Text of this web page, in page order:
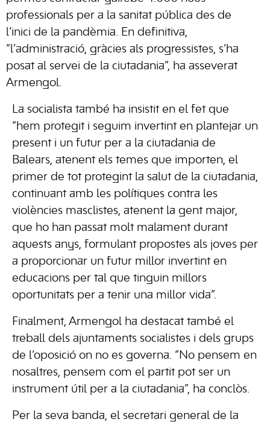
professionals per a la sanitat pública des de
l’inici de la pandèmia. En definitiva,
“l’administració, gràcies als progressistes, s’ha
posat al servei de la ciutadania”, ha asseverat
Armengol.
La socialista també ha insistit en el fet que
“hem protegit i seguim invertint en plantejar un
present i un futur per a la ciutadania de
Balears, atenent els temes que importen, el
primer de tot protegint la salut de la ciutadania,
continuant amb les polítiques contra les
violències masclistes, atenent la gent major,
que ho han passat molt malament durant
aquests anys, formulant propostes als joves per
a proporcionar un futur millor invertint en
educacions per tal que tinguin millors
oportunitats per a tenir una millor vida”.
Finalment, Armengol ha destacat també el
treball dels ajuntaments socialistes i dels grups
de l’oposició on no es governa. “No pensem en
nosaltres, pensem com el partit pot ser un
instrument útil per a la ciutadania”, ha conclòs.
Per la seva banda, el secretari general de la